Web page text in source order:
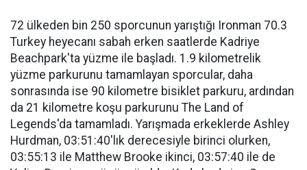
72 ülkeden bin 250 sporcunun yarıştığı Ironman 70.3
Turkey heyecanı sabah erken saatlerde Kadriye
Beachpark'ta yüzme ile başladı. 1.9 kilometrelik
yüzme parkurunu tamamlayan sporcular, daha
sonrasında ise 90 kilometre bisiklet parkuru, ardından
da 21 kilometre koşu parkurunu The Land of
Legends'da tamamladı. Yarışmada erkeklerde Ashley
Hurdman, 03:51:40'lık derecesiyle birinci olurken,
03:55:13 ile Matthew Brooke ikinci, 03:57:40 ile de